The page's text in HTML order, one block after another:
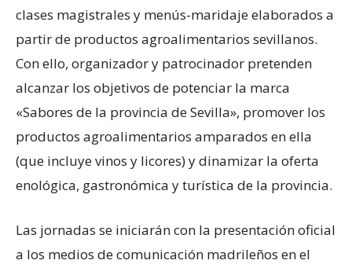
clases magistrales y menús-maridaje elaborados a
partir de productos agroalimentarios sevillanos.
Con ello, organizador y patrocinador pretenden
alcanzar los objetivos de potenciar la marca
«Sabores de la provincia de Sevilla», promover los
productos agroalimentarios amparados en ella
(que incluye vinos y licores) y dinamizar la oferta
enológica, gastronómica y turística de la provincia.
Las jornadas se iniciarán con la presentación oficial
a los medios de comunicación madrileños en el